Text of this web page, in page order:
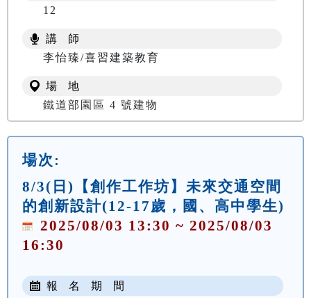
12
講 師
李怡臻/喜習建築教育
場 地
鐵道部園區 4 號建物
場次:
8/3(日)【創作工作坊】未來交通空間
的創新設計(12-17歲，國、高中學生)
2025/08/03 13:30 ~ 2025/08/03
16:30
報 名 期 間